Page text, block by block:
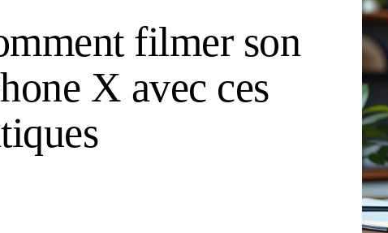
filmer son
X avec ces